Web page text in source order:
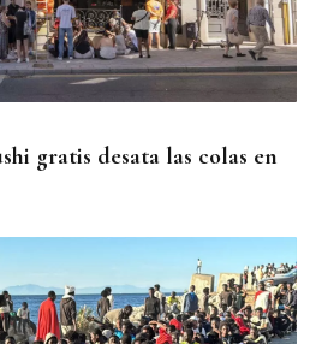
objetivo a 2028 es crecer
accionista y para el equipo
gratis desata las colas en